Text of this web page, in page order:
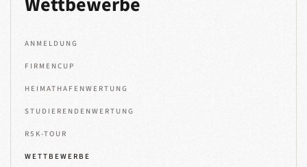
ANMELDUNG
FIRMENCUP
HEIMATHAFENWERTUNG
STUDIERENDENWERTUNG
R5K-TOUR
WETTBEWERBE